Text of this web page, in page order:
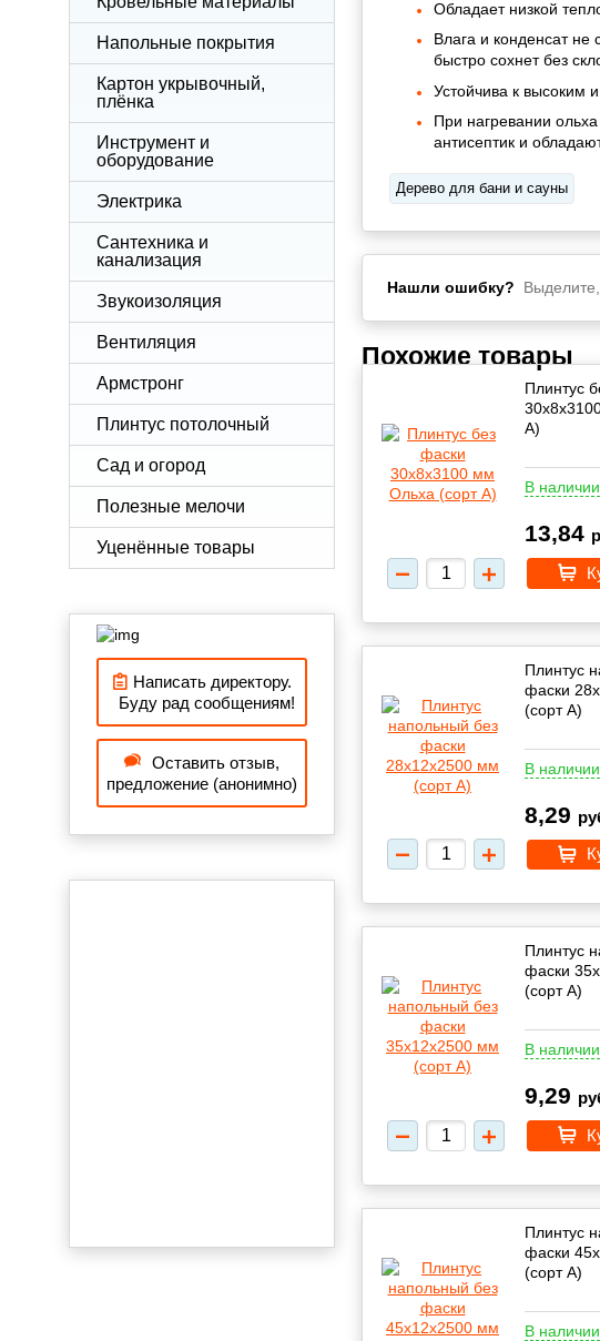
Напольные покрытия
Картон укрывочный,
плёнка
Инструмент и
оборудование
Электрика
Сантехника и
канализация
Звукоизоляция
Вентиляция
Армстронг
Плинтус потолочный
Сад и огород
Полезные мелочи
Уценённые товары
Написать директору.
Буду рад сообщениям!
Оставить отзыв,
предложение (анонимно)
Обладает низкой
Влага и конденсат не
быстро сохнет без
Устойчива к высоким
При нагревании
антисептик и
Дерево для бани и сауны
Нашли ошибку?
Похожие товары
Плинтус
А)
В наличии
13,84
Плинтус
фаски
(сорт А)
В наличии
8,29
Плинтус
фаски
(сорт А)
В наличии
9,29
Плинтус
фаски
(сорт А)
В наличии